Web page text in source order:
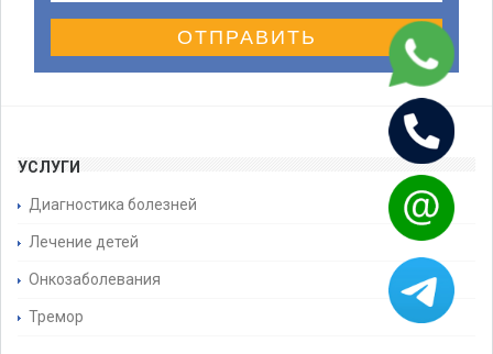
ОТПРАВИТЬ
УСЛУГИ
Диагностика болезней
Лечение детей
Онкозаболевания
Тремор